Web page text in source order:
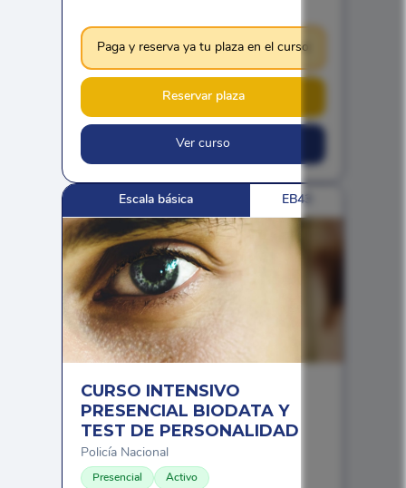
Paga y reserva ya tu plaza en el curso
Reservar plaza
Ver curso
Escala básica EB43
CURSO INTENSIVO
PRESENCIAL BIODATA Y
TEST DE PERSONALIDAD
Policía Nacional
Presencial Activo